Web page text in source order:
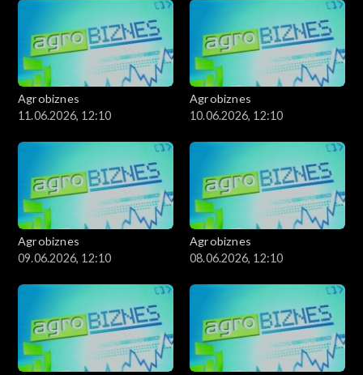
Agrobiznes
11.06.2026, 12:10
Agrobiznes
10.06.2026, 12:10
Agrobiznes
09.06.2026, 12:10
Agrobiznes
08.06.2026, 12:10